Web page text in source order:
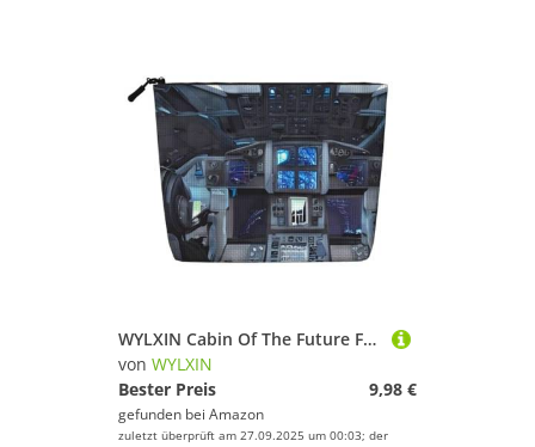
WYLXIN Cabin Of The Future Fake Hanf Makeup Bag Umweltfreundlich und langlebig, einfaches Design, einfach Ihre Beauty-Essentials zu verstauen.
von WYLXIN
Bester Preis
9,98 €
gefunden bei Amazon
zuletzt überprüft am 27.09.2025 um 00:03; der